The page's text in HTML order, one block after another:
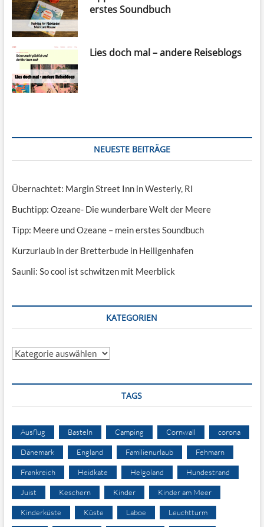
erstes Soundbuch
Lies doch mal – andere Reiseblogs
NEUESTE BEITRÄGE
Übernachtet: Margin Street Inn in Westerly, RI
Buchtipp: Ozeane- Die wunderbare Welt der Meere
Tipp: Meere und Ozeane – mein erstes Soundbuch
Kurzurlaub in der Bretterbude in Heiligenhafen
Saunli: So cool ist schwitzen mit Meerblick
KATEGORIEN
Kategorien
TAGS
Ausflug Basteln Camping Cornwall corona
Dänemark England Familienurlaub Fehmarn
Frankreich Heidkate Helgoland Hundestrand
Juist Keschern Kinder Kinder am Meer
Kinderküste Küste Laboe Leuchtturm